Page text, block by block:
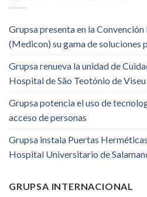
Grupsa presenta en la
(Medicon) su gama de soluciones
Grupsa renueva la unidad de
Hospital de São Teotónio de
Grupsa potencia el uso de
acceso de personas
Grupsa instala Puertas
Hospital Universitario de
GRUPSA INTERNACIONAL